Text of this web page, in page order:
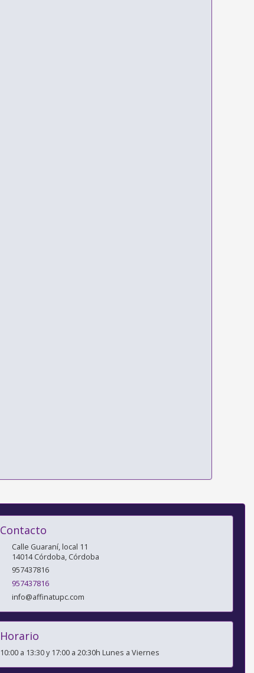
Contacto
Calle Guaraní, local 11
14014 Córdoba, Córdoba
957437816
957437816
info@affinatupc.com
Horario
10:00 a 13:30 y 17:00 a 20:30h Lunes a Viernes